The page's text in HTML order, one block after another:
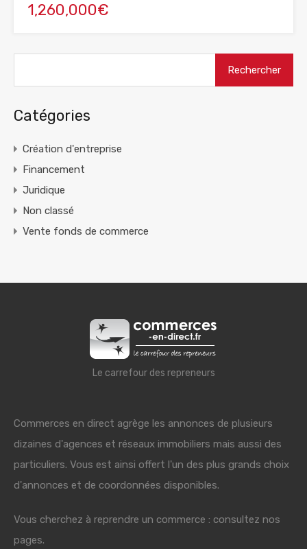
1,260,000€
Catégories
Création d'entreprise
Financement
Juridique
Non classé
Vente fonds de commerce
Le carrefour des repreneurs
Commerces en direct agrège les annonces de plusieurs
dizaines d'agences et réseaux immobiliers mais aussi des
particuliers. Vous est ainsi offert l'un des plus grands choix
d'annonces et de coordonnées disponibles.
Vous cherchez à reprendre un commerce : consultez nos
pages.